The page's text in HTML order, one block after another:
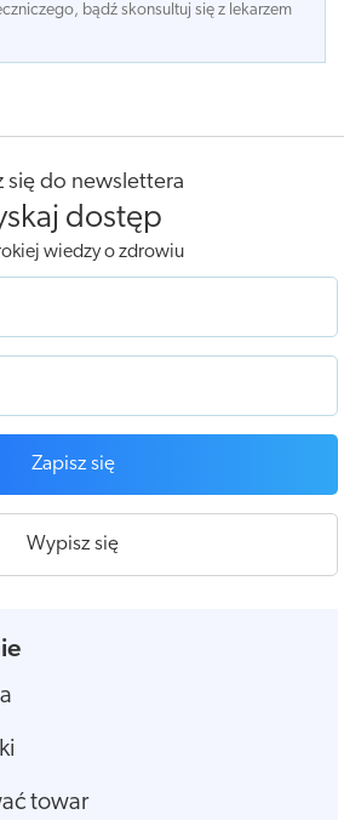
bądź skonsultuj się z lekarzem
się do newslettera
dostęp
wiedzy o zdrowiu
Zapisz się
Wypisz się
towar